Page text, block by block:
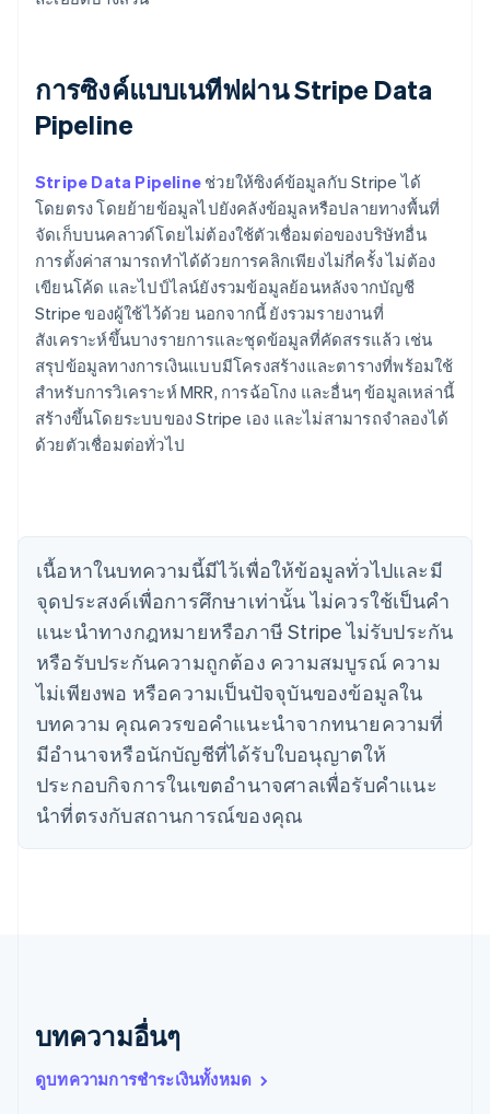
การซิงค์แบบเนทีฟผ่าน Stripe Data
Pipeline
Stripe Data Pipeline ช่วยให้ซิงค์ข้อมูลกับ Stripe ได้
โดยตรง โดยย้ายข้อมูลไปยังคลังข้อมูลหรือปลายทางพื้นที่
จัดเก็บบนคลาวด์โดยไม่ต้องใช้ตัวเชื่อมต่อของบริษัทอื่น
การตั้งค่าสามารถทำได้ด้วยการคลิกเพียงไม่กี่ครั้ง ไม่ต้อง
เขียนโค้ด และไปป์ไลน์ยังรวมข้อมูลย้อนหลังจากบัญชี
Stripe ของผู้ใช้ไว้ด้วย นอกจากนี้ ยังรวมรายงานที่
สังเคราะห์ขึ้นบางรายการและชุดข้อมูลที่คัดสรรแล้ว เช่น
สรุปข้อมูลทางการเงินแบบมีโครงสร้างและตารางที่พร้อมใช้
สำหรับการวิเคราะห์ MRR, การฉ้อโกง และอื่นๆ ข้อมูลเหล่านี้
สร้างขึ้นโดยระบบของ Stripe เอง และไม่สามารถจำลองได้
ด้วยตัวเชื่อมต่อทั่วไป
เนื้อหาในบทความนี้มีไว้เพื่อให้ข้อมูลทั่วไปและมี
จุดประสงค์เพื่อการศึกษาเท่านั้น ไม่ควรใช้เป็นคํา
แนะนําทางกฎหมายหรือภาษี Stripe ไม่รับประกัน
หรือรับประกันความถูกต้อง ความสมบูรณ์ ความ
ไม่เพียงพอ หรือความเป็นปัจจุบันของข้อมูลใน
บทความ คุณควรขอคําแนะนําจากทนายความที่
มีอํานาจหรือนักบัญชีที่ได้รับใบอนุญาตให้
ประกอบกิจการในเขตอํานาจศาลเพื่อรับคําแนะ
นําที่ตรงกับสถานการณ์ของคุณ
บทความอื่นๆ
ดูบทความการชำระเงินทั้งหมด
กรีซ
English
เขตบริหารพิเศษฮ่องกง ประเทศจีน
English 简体中文
简体中文English
ไซปรัส
English
ญี่ปุ่น
日本語 English
เดนมาร์ก
English
ไทย
English
นอร์เวย์
English
นิวซีแลนด์
เนเธอร์แลนด์
Français
โปรตุเกส
โปแลนด์